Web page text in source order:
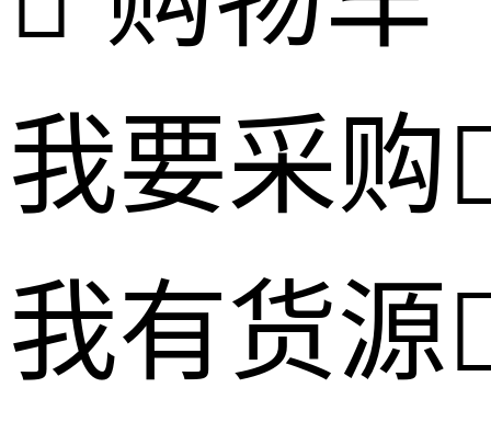
我要采购
我有货源